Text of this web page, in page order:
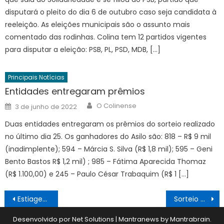
disputará o pleito do dia 6 de outubro caso seja candidata à
reeleição. As eleições municipais são o assunto mais
comentado das rodinhas. Colina tem 12 partidos vigentes
para disputar a eleição: PSB, PL, PSD, MDB, […]
Principais Notícias
Entidades entregaram prêmios
Posted
on
3 de junho de 2022 Author
O Colinense
Duas entidades entregaram os prêmios do sorteio realizado
no último dia 25. Os ganhadores do Asilo são: 818 – R$ 9 mil
(inadimplente); 594 – Márcia S. Silva (R$ 1,8 mil); 595 – Geni
Bento Bastos R$ 1,2 mil) ; 985 – Fátima Aparecida Thomaz
(R$ 1.100,00) e 245 – Paulo César Trabaquim (R$ 1 […]
Navegação
de
Estiagem acende alerta para queimadas Sorteio de prêmios
Desenvolvido por Net Solutions | Mantranews byMantrabrain.